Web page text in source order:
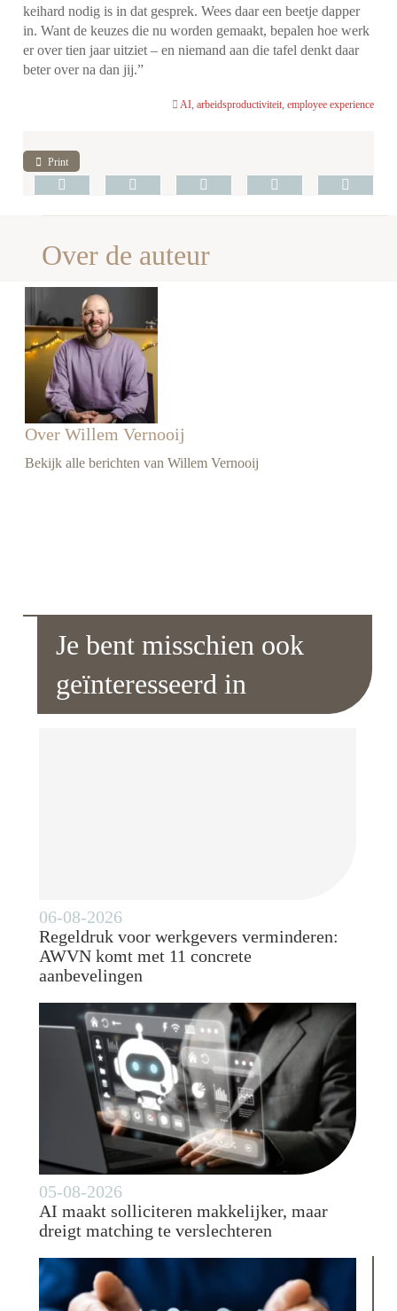
keihard nodig is in dat gesprek. Wees daar een beetje dapper
in. Want de keuzes die nu worden gemaakt, bepalen hoe werk
er over tien jaar uitziet – en niemand aan die tafel denkt daar
beter over na dan jij.”
AI, arbeidsproductiviteit, employee experience
Print
Over de auteur
Over Willem Vernooij
Bekijk alle berichten van Willem Vernooij
Je bent misschien ook
geïnteresseerd in
06-08-2026
Regeldruk voor werkgevers verminderen:
AWVN komt met 11 concrete
aanbevelingen
05-08-2026
AI maakt solliciteren makkelijker, maar
dreigt matching te verslechteren